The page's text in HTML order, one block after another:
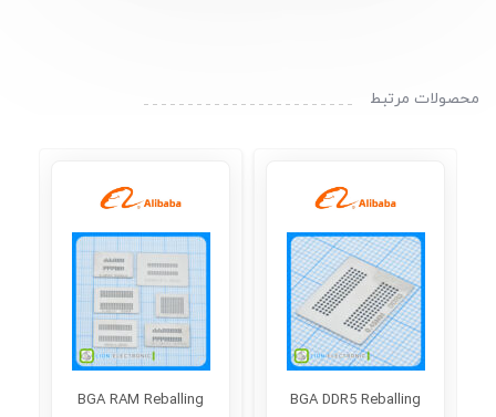
محصولات مرتبط
BGA DDR5 Reballing
BGA RAM Reballing